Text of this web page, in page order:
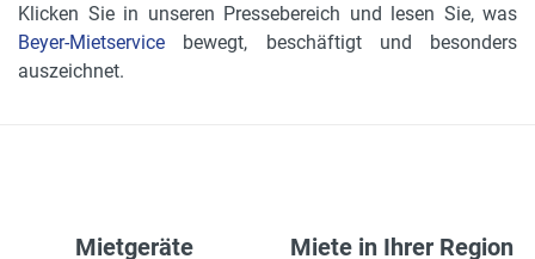
Klicken Sie in unseren Pressebereich und lesen Sie, was
Beyer-Mietservice bewegt, beschäftigt und besonders
auszeichnet.
Mietgeräte Miete in Ihrer Region